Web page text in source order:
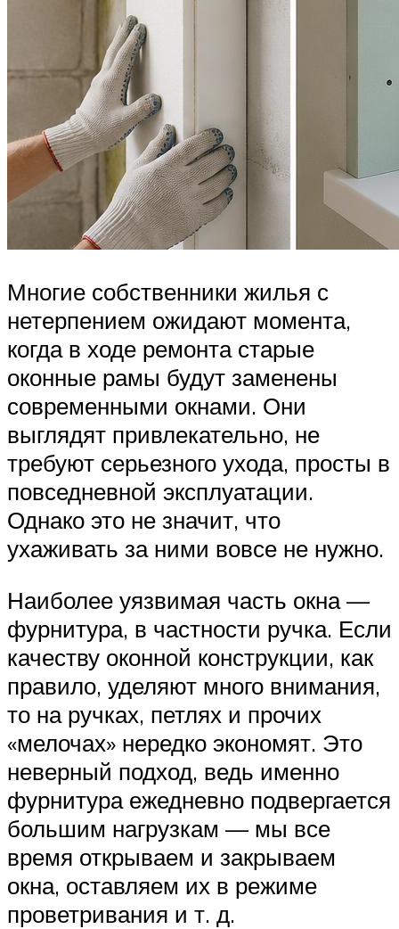
Многие собственники жилья с
нетерпением ожидают момента,
когда в ходе ремонта старые
оконные рамы будут заменены
современными окнами. Они
выглядят привлекательно, не
требуют серьезного ухода, просты в
повседневной эксплуатации.
Однако это не значит, что
ухаживать за ними вовсе не нужно.
Наиболее уязвимая часть окна —
фурнитура, в частности ручка. Если
качеству оконной конструкции, как
правило, уделяют много внимания,
то на ручках, петлях и прочих
«мелочах» нередко экономят. Это
неверный подход, ведь именно
фурнитура ежедневно подвергается
большим нагрузкам — мы все
время открываем и закрываем
окна, оставляем их в режиме
проветривания и т. д.